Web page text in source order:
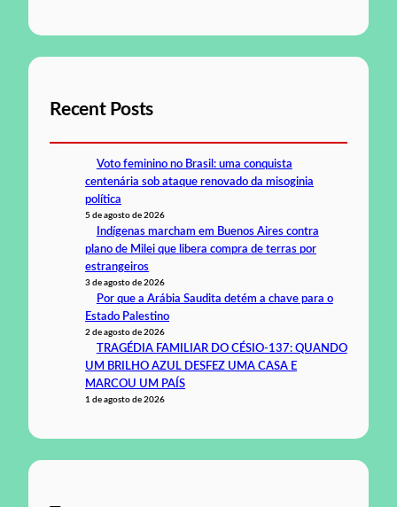
Recent Posts
Voto feminino no Brasil: uma conquista
centenária sob ataque renovado da misoginia
política
5 de agosto de 2026
Indígenas marcham em Buenos Aires contra
plano de Milei que libera compra de terras por
estrangeiros
3 de agosto de 2026
Por que a Arábia Saudita detém a chave para o
Estado Palestino
2 de agosto de 2026
TRAGÉDIA FAMILIAR DO CÉSIO-137: QUANDO
UM BRILHO AZUL DESFEZ UMA CASA E
MARCOU UM PAÍS
1 de agosto de 2026